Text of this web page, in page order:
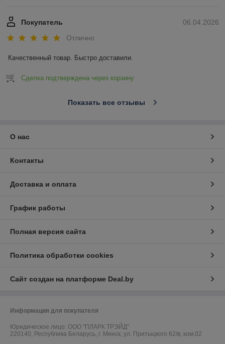
06.04.2026
Покупатель
Отлично
Качественный товар. Быстро доставили.
Сделка подтверждена через корзину
Показать все отзывы
О нас
Контакты
Доставка и оплата
График работы
Полная версия сайта
Политика обработки cookies
Сайт создан на платформе Deal.by
Информация для покупателя
Юридическое лицо: ООО "ПЛАРК ТРЭЙД"
220140, Республика Беларусь, г. Минск, ул. Притыцкого 62/в, ком.02